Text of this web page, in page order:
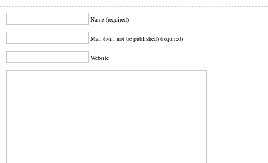
Name (required)
Mail (will not be published) (required)
Website